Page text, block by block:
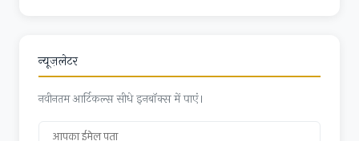
न्यूज़लेटर
नवीनतम आर्टिकल्स सीधे इनबॉक्स में पाएं।